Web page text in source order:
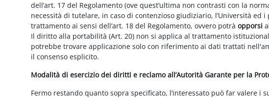
dell’art. 17 del Regolamento (ove quest’ultima non contrasti con la
necessità di tutelare, in caso di contenzioso giudiziario, l’Università ed
trattamento ai sensi dell’art. 18 del Regolamento, ovvero potràopporsi
Il diritto alla portabilità (Art. 20) non si applica al trattamento
potrebbe trovare applicazione solo con riferimento ai dati trattati
il consenso esplicito.
Modalità di esercizio dei diritti e reclamo all’Autorità Garante per la
Fermo restando quanto sopra specificato, l’interessato può far valere i